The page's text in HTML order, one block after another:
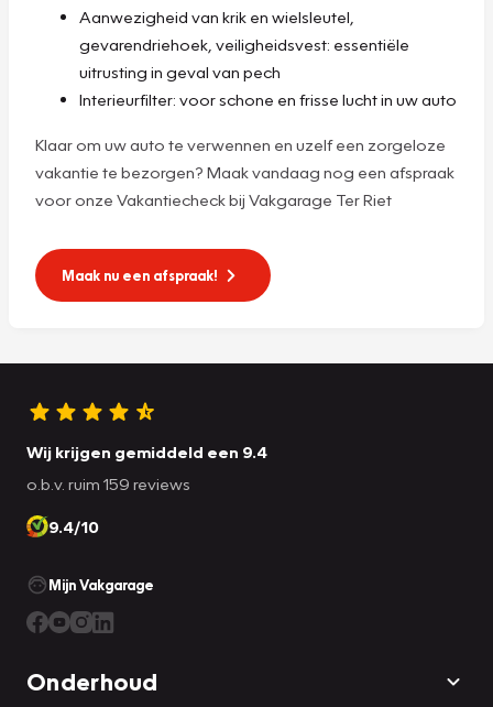
Aanwezigheid van krik en wielsleutel,
gevarendriehoek, veiligheidsvest: essentiële
uitrusting in geval van pech
Interieurfilter: voor schone en frisse lucht in uw auto
Klaar om uw auto te verwennen en uzelf een zorgeloze
vakantie te bezorgen? Maak vandaag nog een afspraak
voor onze Vakantiecheck bij Vakgarage Ter Riet
Maak nu een afspraak!
Wij krijgen gemiddeld een 9.4
o.b.v. ruim 159 reviews
9.4/10
Mijn Vakgarage
Onderhoud